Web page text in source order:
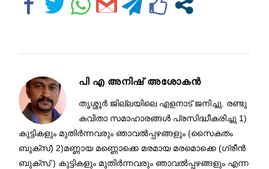
പി എ അനിഷ് അശോകൻ
തൃശ്ശൂർ ജില്ലയിലെ എളനാട് ജനിച്ചു. രണ്ടു
കവിതാ സമാഹാരങ്ങൾ പ്രസിദ്ധീകരിച്ചു 1)
കുട്ടികളും മുതിർന്നവരും ഞാവൽപ്പഴങ്ങളും (സൈകതം
ബുക്സ്) 2)മണ്ണായ മണ്ണൊക്കെ മരമായ മരമൊക്കെ (ഗ്രീൻ
ബുക്സ് ) കുട്ടികളും മുതിർന്നവരും ഞാവൽപ്പഴങ്ങളും എന്ന